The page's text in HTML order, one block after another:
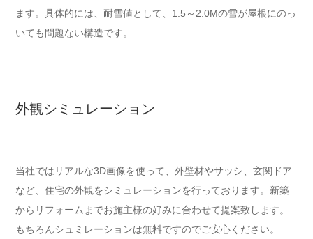
ます。具体的には、耐雪値として、1.5～2.0Mの雪が屋根にのっ
いても問題ない構造です。
外観シミュレーション
当社ではリアルな3D画像を使って、外壁材やサッシ、玄関ドア
など、住宅の外観をシミュレーションを行っております。新築
からリフォームまでお施主様の好みに合わせて提案致します。
もちろんシュミレーションは無料ですのでご安心ください。